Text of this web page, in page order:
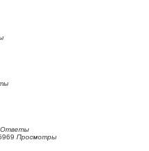
Ответы
Просмотры